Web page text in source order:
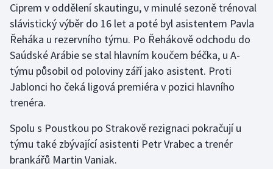
Házená
Jezdectví
Judo
Krasobruslení
Lezení
Lyže a snowboard
Ciprem v oddělení skautingu, v minulé sezoně trénoval
slávistický výběr do 16 let a poté byl asistentem Pavla
Řeháka u rezervního týmu. Po Řehákově odchodu do
Saúdské Arábie se stal hlavním koučem béčka, u A-
týmu působil od poloviny září jako asistent. Proti
Jablonci ho čeká ligová premiéra v pozici hlavního
trenéra.
Spolu s Poustkou po Strakově rezignaci pokračují u
týmu také zbývající asistenti Petr Vrabec a trenér
brankářů Martin Vaniak.